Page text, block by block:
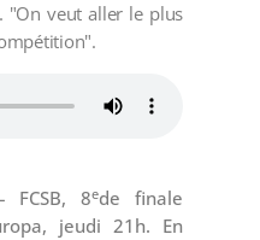
"On veut aller le plus
FCSB, 8ede finale
jeudi 21h. En